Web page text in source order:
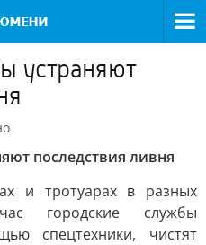
устраняют
последствия ливня
и тротуарах в разных
городские службы
спецтехники, чистят